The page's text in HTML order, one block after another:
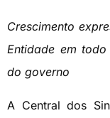
Crescimento
Entidade em
do governo
A Central dos